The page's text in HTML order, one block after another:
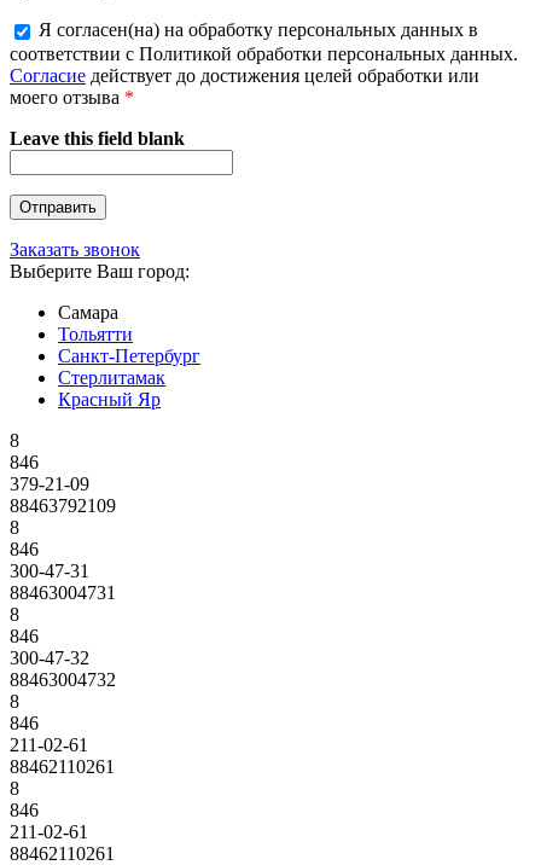
Я согласен(на) на обработку персональных данных в
соответствии с Политикой обработки персональных данных.
Согласие действует до достижения целей обработки или
моего отзыва *
Leave this field blank
Заказать звонок
Выберите Ваш город:
Самара
Тольятти
Санкт-Петербург
Стерлитамак
Красный Яр
8
846
379-21-09
88463792109
8
846
300-47-31
88463004731
8
846
300-47-32
88463004732
8
846
211-02-61
88462110261
8
846
211-02-61
88462110261